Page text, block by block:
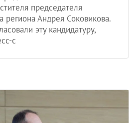
председателя
региона Андрея Соковикова.
эту кандидатуру,
с